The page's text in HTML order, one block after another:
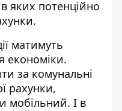
яких потенційно
матимуть
економіки.
за комунальні
рахунки,
мобільний. І в